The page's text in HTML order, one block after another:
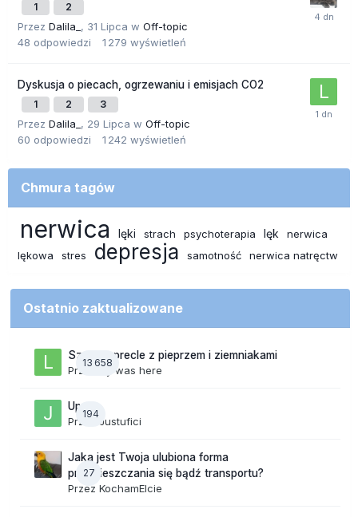
1 2
Przez Dalila_ , 31 Lipca w Off-topic
48 odpowiedzi 1 279 wyświetleń
Dyskusja o piecach, ogrzewaniu i emisjach CO2
1 2 3
Przez Dalila_ , 29 Lipca w Off-topic
60 odpowiedzi 1 242 wyświetleń
Chmura tagów
nerwica lęki strach psychoterapia lęk
nerwica
lękowa
stres depresja samotność nerwica natręctw
Ostatnio zaktualizowane
13 658
Szalone precle z pieprzem i ziemniakami
Przezlily was here
194
Upały
PrzezJustufici
27
Jaka jest Twoja ulubiona forma
przemieszczania się bądź transportu?
Przez KochamElcie